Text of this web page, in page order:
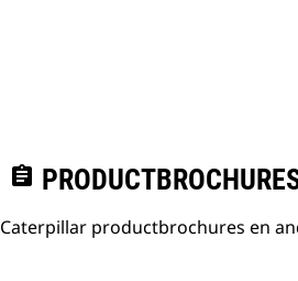
assignment
Caterpillar productbrochures en